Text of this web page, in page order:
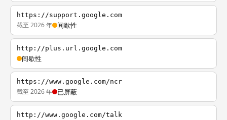
https://support.google.com
截至 2026 年 间歇性
http://plus.url.google.com
间歇性
https://www.google.com/ncr
截至 2026 年 已屏蔽
http://www.google.com/talk